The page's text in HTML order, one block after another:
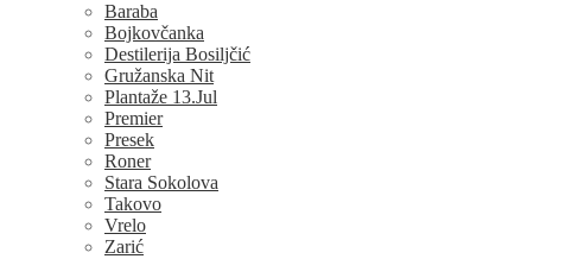
Baraba
Bojkovčanka
Destilerija Bosiljčić
Gružanska Nit
Plantaže 13.Jul
Premier
Presek
Roner
Stara Sokolova
Takovo
Vrelo
Zarić